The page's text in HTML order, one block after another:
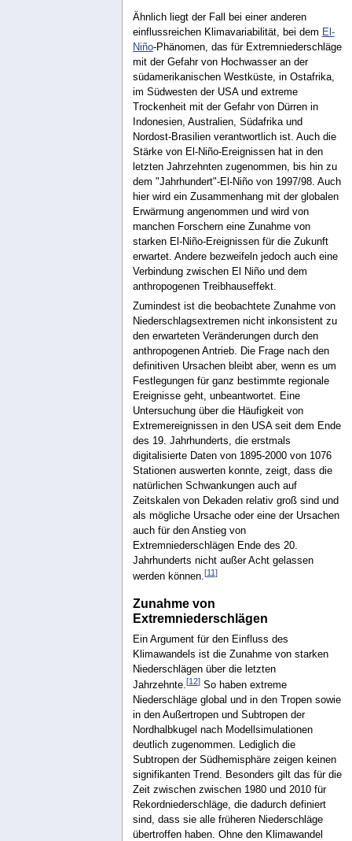
Ähnlich liegt der Fall bei einer anderen
einflussreichen Klimavariabilität, bei dem El-
Niño-Phänomen, das für Extremniederschläge
mit der Gefahr von Hochwasser an der
südamerikanischen Westküste, in Ostafrika,
im Südwesten der USA und extreme
Trockenheit mit der Gefahr von Dürren in
Indonesien, Australien, Südafrika und
Nordost-Brasilien verantwortlich ist. Auch die
Stärke von El-Niño-Ereignissen hat in den
letzten Jahrzehnten zugenommen, bis hin zu
dem "Jahrhundert"-El-Niño von 1997/98. Auch
hier wird ein Zusammenhang mit der globalen
Erwärmung angenommen und wird von
manchen Forschern eine Zunahme von
starken El-Niño-Ereignissen für die Zukunft
erwartet. Andere bezweifeln jedoch auch eine
Verbindung zwischen El Niño und dem
anthropogenen Treibhauseffekt.
Zumindest ist die beobachtete Zunahme von
Niederschlagsextremen nicht inkonsistent zu
den erwarteten Veränderungen durch den
anthropogenen Antrieb. Die Frage nach den
definitiven Ursachen bleibt aber, wenn es um
Festlegungen für ganz bestimmte regionale
Ereignisse geht, unbeantwortet. Eine
Untersuchung über die Häufigkeit von
Extremereignissen in den USA seit dem Ende
des 19. Jahrhunderts, die erstmals
digitalisierte Daten von 1895-2000 von 1076
Stationen auswerten konnte, zeigt, dass die
natürlichen Schwankungen auch auf
Zeitskalen von Dekaden relativ groß sind und
als mögliche Ursache oder eine der Ursachen
auch für den Anstieg von
Extremniederschlägen Ende des 20.
Jahrhunderts nicht außer Acht gelassen
werden können.[11]
Zunahme von
Extremniederschlägen
Ein Argument für den Einfluss des
Klimawandels ist die Zunahme von starken
Niederschlägen über die letzten
Jahrzehnte.[12]So haben extreme
Niederschläge global und in den Tropen sowie
in den Außertropen und Subtropen der
Nordhalbkugel nach Modellsimulationen
deutlich zugenommen. Lediglich die
Subtropen der Südhemisphäre zeigen keinen
signifikanten Trend. Besonders gilt das für die
Zeit zwischen zwischen 1980 und 2010 für
Rekordniederschläge, die dadurch definiert
sind, dass sie alle früheren Niederschläge
übertroffen haben. Ohne den Klimawandel